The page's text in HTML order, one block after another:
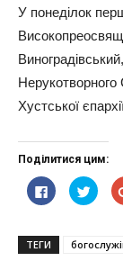
У понеділок
Нерукотворного
Хустської
Поділитися цим:
Click
to
share
у
новому
Click
to
share
у
ТЕГИ